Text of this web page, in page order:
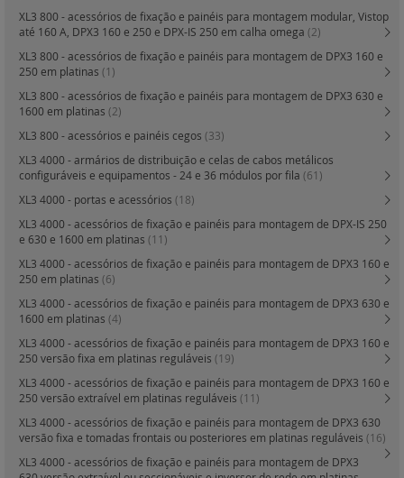
XL3 800 - acessórios de fixação e painéis para montagem modular, Vistop
até 160 A, DPX3 160 e 250 e DPX-IS 250 em calha omega (2)
XL3 800 - acessórios de fixação e painéis para montagem de DPX3 160 e
250 em platinas (1)
XL3 800 - acessórios de fixação e painéis para montagem de DPX3 630 e
1600 em platinas (2)
XL3 800 - acessórios e painéis cegos (33)
XL3 4000 - armários de distribuição e celas de cabos metálicos
configuráveis e equipamentos - 24 e 36 módulos por fila (61)
XL3 4000 - portas e acessórios (18)
XL3 4000 - acessórios de fixação e painéis para montagem de DPX-IS 250
e 630 e 1600 em platinas (11)
XL3 4000 - acessórios de fixação e painéis para montagem de DPX3 160 e
250 em platinas (6)
XL3 4000 - acessórios de fixação e painéis para montagem de DPX3 630 e
1600 em platinas (4)
XL3 4000 - acessórios de fixação e painéis para montagem de DPX3 160 e
250 versão fixa em platinas reguláveis (19)
XL3 4000 - acessórios de fixação e painéis para montagem de DPX3 160 e
250 versão extraível em platinas reguláveis (11)
XL3 4000 - acessórios de fixação e painéis para montagem de DPX3 630
versão fixa e tomadas frontais ou posteriores em platinas reguláveis (16)
XL3 4000 - acessórios de fixação e painéis para montagem de DPX3